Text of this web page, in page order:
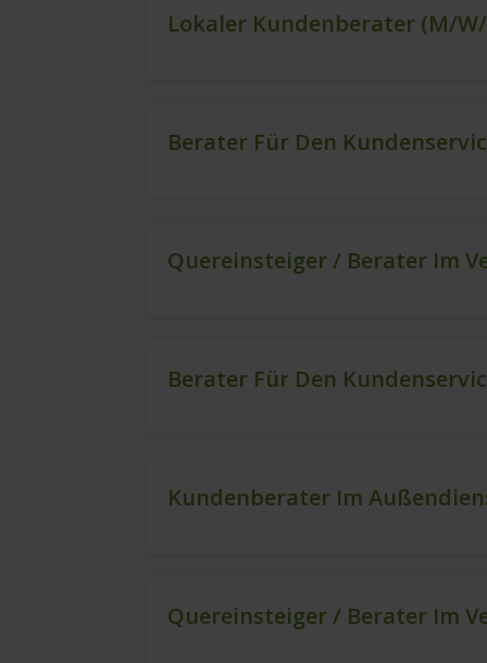
Lokaler Kundenberater (m/
Berater Für Den
Quereinsteiger / Berater Im
Berater Für Den
Kundenberater Im
Quereinsteiger / Berater Im